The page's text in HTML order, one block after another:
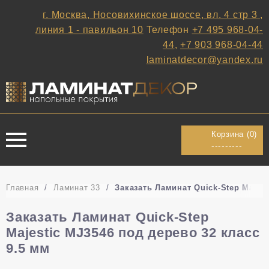
г. Москва, Носовихинское шоссе, вл. 4 стр 3 ,
линия 1 - павильон 10 Телефон +7 495 968-04-
44, +7 903 968-04-44
laminatdecor@yandex.ru
Корзина (0)
---------
Главная / Ламинат 33 / Заказать Ламинат Quick-Step
Заказать Ламинат Quick-Step
Majestic MJ3546 под дерево 32 класс
9.5 мм